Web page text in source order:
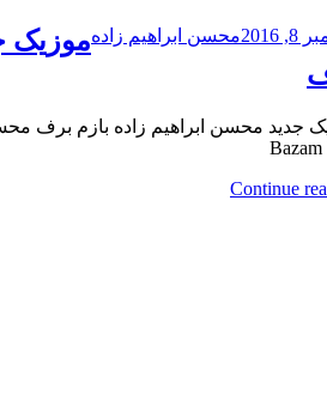
محسن ابراهیم زادهموزیک
جدید محسن ابراهیم زاده بازم برف
Continue